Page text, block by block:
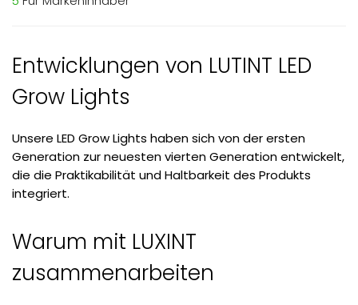
Entwicklungen von LUTINT LED
Grow Lights
Unsere LED Grow Lights haben sich von der ersten
Generation zur neuesten vierten Generation entwickelt,
die die Praktikabilität und Haltbarkeit des Produkts
integriert.
Warum mit LUXINT
zusammenarbeiten